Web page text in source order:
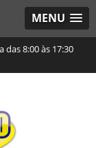
MENU
8:00 às 17:30